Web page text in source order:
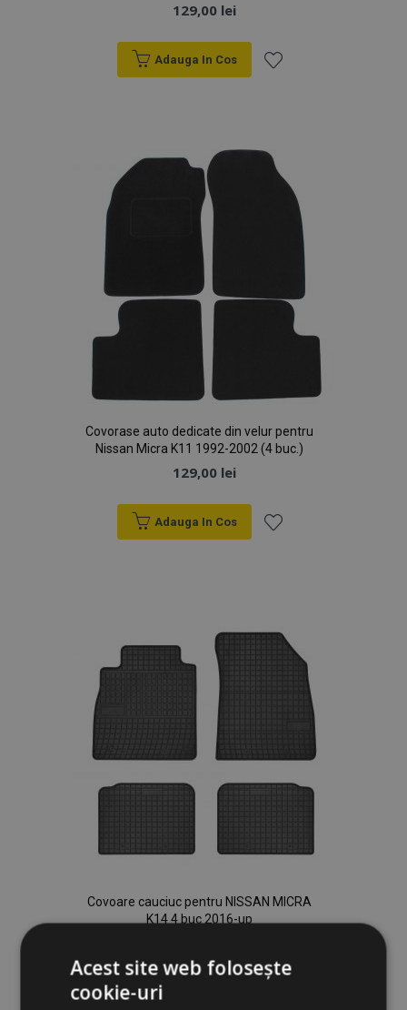
129,00 lei
Adauga In Cos
Dorințe
Covorase auto dedicate din velur pentru
Nissan Micra K11 1992-2002 (4 buc.)
129,00 lei
Adauga In Cos
Dorințe
Covoare cauciuc pentru NISSAN MICRA
K14 4 buc 2016-up
Adauga In Cos
Acest site web folosește
cookie-uri